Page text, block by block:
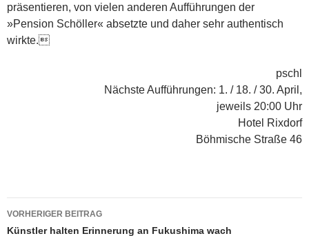
präsentieren, von vielen anderen Aufführungen der
»Pension Schöller« absetzte und daher sehr authentisch
wirkte.
pschl
Nächste Aufführungen: 1. / 18. / 30. April,
jeweils 20:00 Uhr
Hotel Rixdorf
Böhmische Straße 46
Beitragsnavigation
VORHERIGER BEITRAG
Künstler halten Erinnerung an Fukushima wach